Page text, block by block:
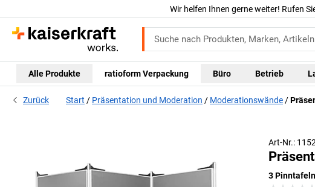
Wir helfen Ihnen gerne weiter! Rufen
Alle Produkte ratioform Verpackung Büro Betrieb
Zurück Start Präsentation und Moderation Moderationswände
Art-Nr.:
3